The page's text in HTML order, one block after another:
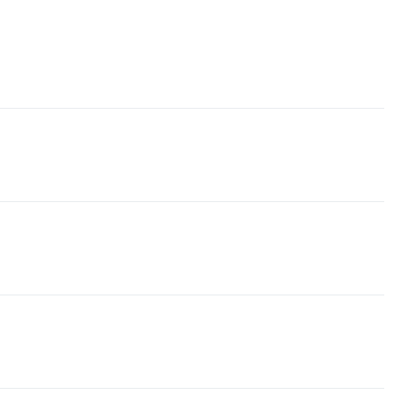
internacionales, alcanzando gran
Cansado de esta situación y con
Embajada de Estados Unidos del país europeo.
álbum con la colaboración de grandes artistas